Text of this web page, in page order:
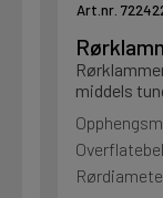
Art.nr.
middels